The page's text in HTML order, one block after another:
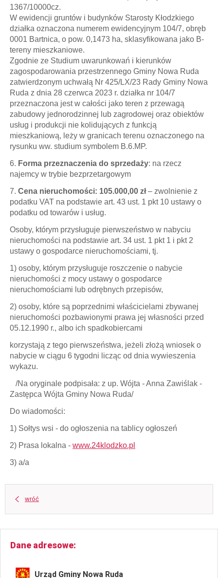
1367/10000cz.
W ewidencji gruntów i budynków Starosty Kłodzkiego
działka oznaczona numerem ewidencyjnym 104/7, obręb
0001 Bartnica, o pow. 0,1473 ha, sklasyfikowana jako B-
tereny mieszkaniowe.
Zgodnie ze Studium uwarunkowań i kierunków
zagospodarowania przestrzennego Gminy Nowa Ruda
zatwierdzonym uchwałą Nr 425/LX/23 Rady Gminy Nowa
Ruda z dnia 28 czerwca 2023 r. działka nr 104/7
przeznaczona jest w całości jako teren z przewagą
zabudowy jednorodzinnej lub zagrodowej oraz obiektów
usług i produkcji nie kolidujących z funkcją
mieszkaniową, leży w granicach terenu oznaczonego na
rysunku ww. studium symbolem B.6.MP.
6. Forma przeznaczenia do sprzedaży: na rzecz
najemcy w trybie bezprzetargowym
7. Cena nieruchomości: 105.000,00 zł– zwolnienie z
podatku VAT na podstawie art. 43 ust. 1 pkt 10 ustawy o
podatku od towarów i usług.
Osoby, którym przysługuje pierwszeństwo w nabyciu
nieruchomości na podstawie art. 34 ust. 1 pkt 1 i pkt 2
ustawy o gospodarce nieruchomościami, tj.
1) osoby, którym przysługuje roszczenie o nabycie
nieruchomości z mocy ustawy o gospodarce
nieruchomościami lub odrębnych przepisów,
2) osoby, które są poprzednimi właścicielami zbywanej
nieruchomości pozbawionymi prawa jej własności przed
05.12.1990 r., albo ich spadkobiercami
korzystają z tego pierwszeństwa, jeżeli złożą wniosek o
nabycie w ciągu 6 tygodni licząc od dnia wywieszenia
wykazu.
/Na oryginale podpisała: z up. Wójta - Anna Zawiślak -
Zastępca Wójta Gminy Nowa Ruda/
Do wiadomości:
1) Sołtys wsi - do ogłoszenia na tablicy ogłoszeń
2) Prasa lokalna - www.24klodzko.pl
3) a/a
wróć
Dane adresowe
Urząd Gminy Nowa Ruda